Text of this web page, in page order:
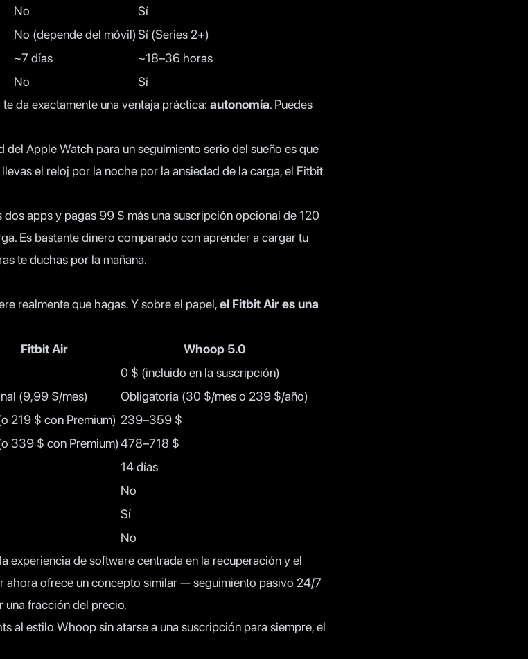
No
Sí
No (depende del móvil)Sí (Series 2+)
~7 días
~18–36 horas
No
Sí
da exactamente una ventaja práctica: autonomía. Puedes
Apple Watch para un seguimiento serio del sueño es que
el reloj por la noche por la ansiedad de la carga, el Fitbit
apps y pagas 99 $ más una suscripción opcional de 120
Es bastante dinero comparado con aprender a cargar tu
te duchas por la mañana.
realmente que hagas. Y sobre el papel,el Fitbit Air es una
Fitbit Air
Whoop 5.0
0 $ (incluido en la suscripción)
(9,99 $/mes)
Obligatoria (30 $/mes o 239 $/año)
219 $ con Premium) 239–359 $
339 $ con Premium)478–718 $
14 días
No
Sí
No
experiencia de software centrada en la recuperación y el
ahora ofrece un concepto similar — seguimiento pasivo 24/7
fracción del precio.
al estilo Whoop sin atarse a una suscripción para siempre, el